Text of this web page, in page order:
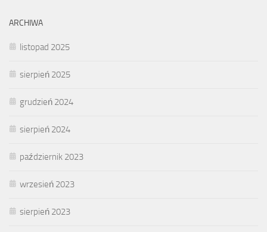
ARCHIWA
listopad 2025
sierpień 2025
grudzień 2024
sierpień 2024
październik 2023
wrzesień 2023
sierpień 2023